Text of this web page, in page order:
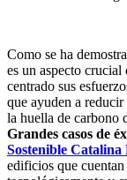
Como se ha
es un aspecto
centrado sus
que ayuden a
la huella de carbono
Grandes casos de
Sostenible Catalina
edificios que cuentan